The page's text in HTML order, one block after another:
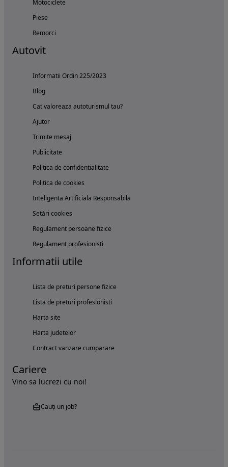
Motociclete
Piese
Remorci
Autovit
Informatii Ordin 225/2023
Blog
Cat valoreaza autoturismul tau?
Ajutor
Trimite mesaj
Publicitate
Politica de confidentialitate
Politica de cookies
Inteligenta Artificiala Responsabila
Setări cookies
Regulament persoane fizice
Regulament profesionisti
Informatii utile
Lista de preturi persone fizice
Lista de preturi profesionisti
Harta site
Harta judetelor
Contract vanzare cumparare
Cariere
Vino sa lucrezi cu noi!
Cauți un job?